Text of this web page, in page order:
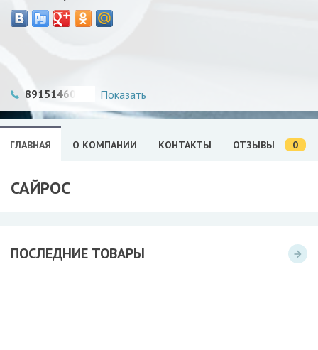
89151460388 Показать
ГЛАВНАЯ О КОМПАНИИ КОНТАКТЫ ОТЗЫВЫ 0
САЙРОС
ПОСЛЕДНИЕ ТОВАРЫ